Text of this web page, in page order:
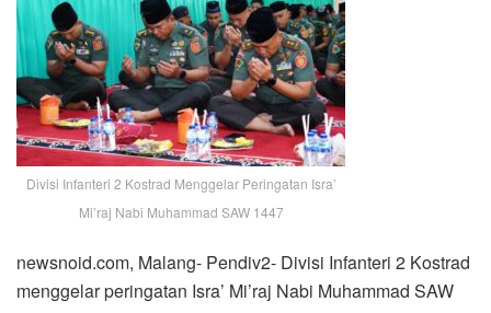
Divisi Infanteri 2 Kostrad Menggelar Peringatan Isra’
Mi’raj Nabi Muhammad SAW 1447
newsnoid.com, Malang- Pendiv2- Divisi Infanteri 2 Kostrad
menggelar peringatan Isra’ Mi’raj Nabi Muhammad SAW